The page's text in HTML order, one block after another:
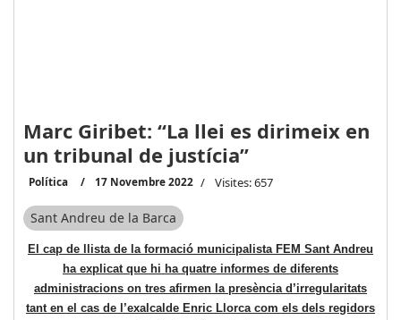
Marc Giribet: “La llei es dirimeix en
un tribunal de justícia”
Política 17 Novembre 2022 Visites: 657
Sant Andreu de la Barca
El cap de llista de la formació municipalista FEM Sant Andreu
ha explicat que hi ha quatre informes de diferents
administracions on tres afirmen la presència d’irregularitats
tant en el cas de l’exalcalde Enric Llorca com els dels regidors